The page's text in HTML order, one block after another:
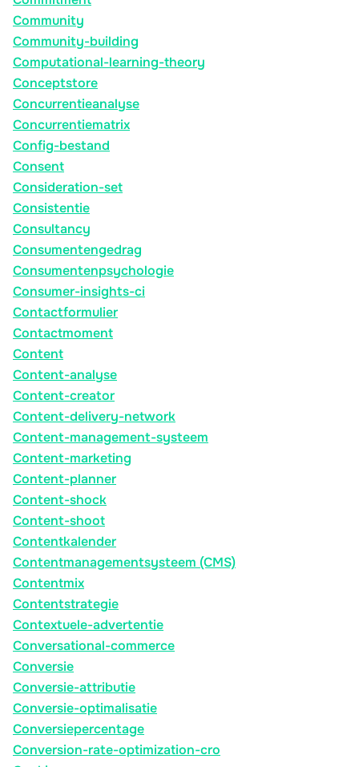
Community
Community-building
Computational-learning-theory
Conceptstore
Concurrentieanalyse
Concurrentiematrix
Config-bestand
Consent
Consideration-set
Consistentie
Consultancy
Consumentengedrag
Consumentenpsychologie
Consumer-insights-ci
Contactformulier
Contactmoment
Content
Content-analyse
Content-creator
Content-delivery-network
Content-management-systeem
Content-marketing
Content-planner
Content-shock
Content-shoot
Contentkalender
Contentmanagementsysteem (CMS)
Contentmix
Contentstrategie
Contextuele-advertentie
Conversational-commerce
Conversie
Conversie-attributie
Conversie-optimalisatie
Conversiepercentage
Conversion-rate-optimization-cro